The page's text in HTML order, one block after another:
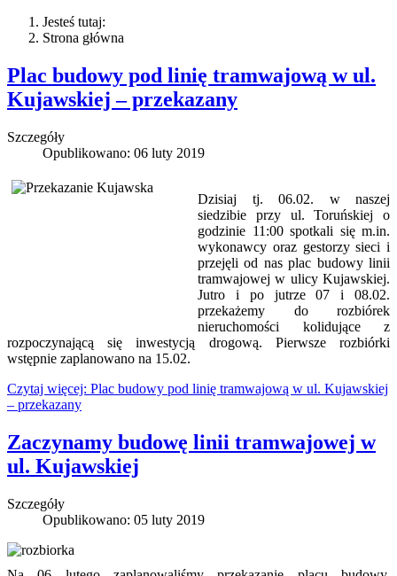
Jesteś tutaj:
Strona główna
Plac budowy pod linię tramwajową w ul.
Kujawskiej – przekazany
Szczegóły
Opublikowano: 06 luty 2019
Dzisiaj tj. 06.02. w naszej
siedzibie przy ul. Toruńskiej o
godzinie 11:00 spotkali się m.in.
wykonawcy oraz gestorzy sieci i
przejęli od nas plac budowy linii
tramwajowej w ulicy Kujawskiej.
Jutro i po jutrze 07 i 08.02.
przekażemy do rozbiórek
nieruchomości kolidujące z
rozpoczynającą się inwestycją drogową. Pierwsze rozbiórki
wstępnie zaplanowano na 15.02.
Czytaj więcej: Plac budowy pod linię tramwajową w ul. Kujawskiej
– przekazany
Zaczynamy budowę linii tramwajowej w
ul. Kujawskiej
Szczegóły
Opublikowano: 05 luty 2019